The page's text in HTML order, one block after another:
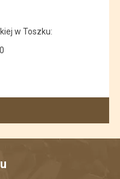
w Toszku: